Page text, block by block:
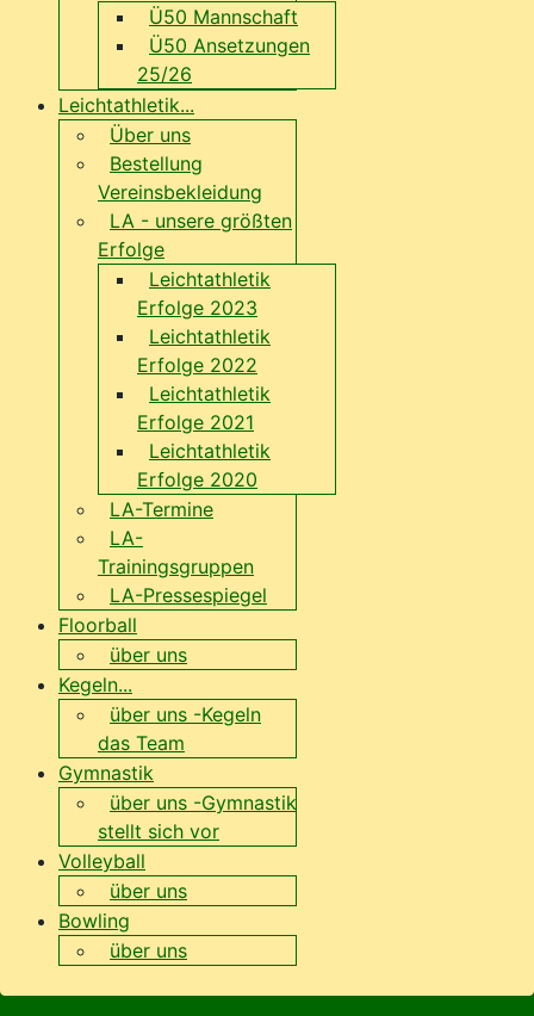
Ü50 Mannschaft
Ü50 Ansetzungen
25/26
Leichtathletik...
Über uns
Bestellung
Vereinsbekleidung
LA - unsere größten
Erfolge
Leichtathletik
Erfolge 2023
Leichtathletik
Erfolge 2022
Leichtathletik
Erfolge 2021
Leichtathletik
Erfolge 2020
LA-Termine
LA-
Trainingsgruppen
LA-Pressespiegel
Floorball
über uns
Kegeln...
über uns -Kegeln
das Team
Gymnastik
über uns -Gymnastik
stellt sich vor
Volleyball
über uns
Bowling
über uns